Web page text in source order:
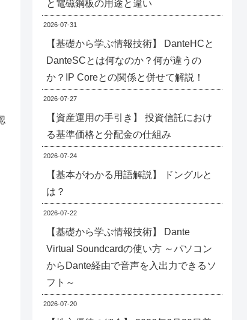
と電磁鋼板の用途と違い
2026-07-31
【基礎から学ぶ情報技術】 DanteHCと
DanteSCとは何なのか？何が違うの
か？IP Coreとの関係と併せて解説！
2026-07-27
【資産運用の手引き】 投資信託におけ
る基準価格と分配金の仕組み
2026-07-24
【基本がわかる用語解説】 ドングルと
は？
2026-07-22
【基礎から学ぶ情報技術】 Dante
Virtual Soundcardの使い方 ～パソコン
からDante経由で音声を入出力できるソ
フト～
2026-07-20